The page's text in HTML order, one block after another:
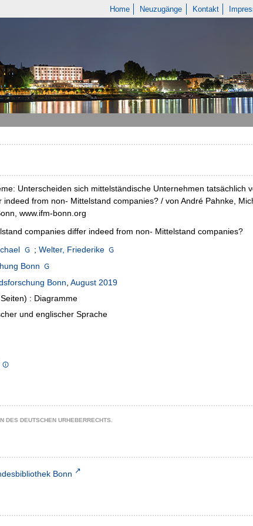
Home Neuzugänge Kontakt
Unterscheiden sich mittelständische Unternehmen tatsächlich
indeed from non- Mittelstand companies? / von André Pahnke,
www.ifm-bonn.org
companies differ indeed from non- Mittelstand companies?
; Welter, Friederike
Bonn
Bonn, August 2019
: Diagramme
und englischer Sprache
DES DEUTSCHEN URHEBERRECHTS.
Bonn